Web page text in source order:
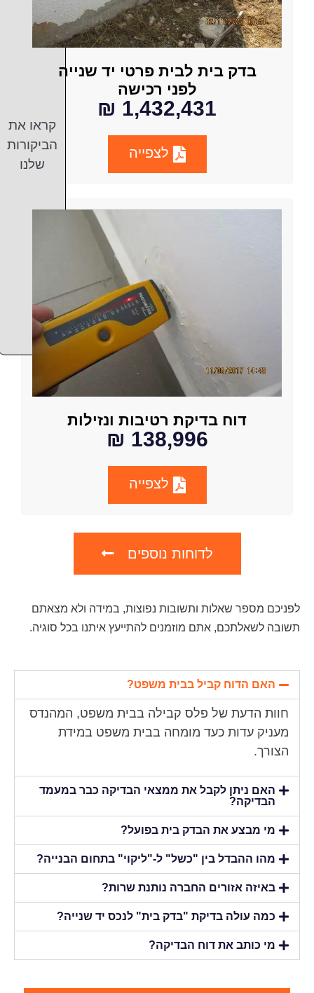
בדק בית לבית פרטי יד שנייה
לפני רכישה
1,432,431 ₪
לצפייה
דוח בדיקת רטיבות ונזילות
138,996 ₪
לצפייה
לדוחות נוספים
לפניכם מספר שאלות ותשובות נפוצות, במידה ולא מצאתם
תשובה לשאלתכם, אתם מוזמנים להתייעץ איתנו בכל סוגיה.
האם הדוח קביל בבית משפט?
חוות הדעת של פלס קבילה בבית משפט, המהנדס
מעניק עדות כעד מומחה בבית משפט במידת
הצורך.
האם ניתן לקבל את ממצאי הבדיקה כבר במעמד
הבדיקה?
מי מבצע את הבדק בית בפועל?
מהו ההבדל בין "כשל" ל-"ליקוי" בתחום הבנייה?
באיזה אזורים החברה נותנת שרות?
כמה עולה בדיקת "בדק בית" לנכס יד שנייה?
מי כותב את דוח הבדיקה?
קראו את
הביקורות
שלנו